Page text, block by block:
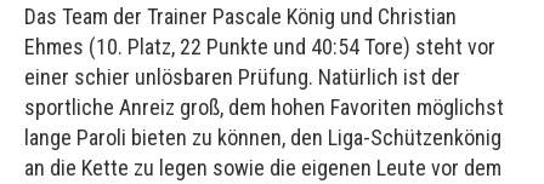
Das Team der Trainer Pascale König und Christian
Ehmes (10. Platz, 22 Punkte und 40:54 Tore) steht vor
einer schier unlösbaren Prüfung. Natürlich ist der
sportliche Anreiz groß, dem hohen Favoriten möglichst
lange Paroli bieten zu können, den Liga-Schützenkönig
an die Kette zu legen sowie die eigenen Leute vor dem